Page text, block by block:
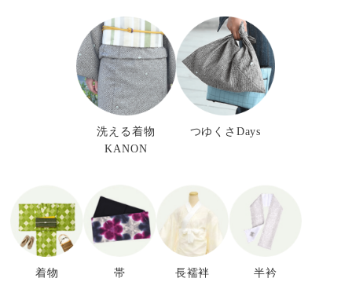
洗える着物
KANON
つゆくさDays
着物 帯 長襦袢 半衿